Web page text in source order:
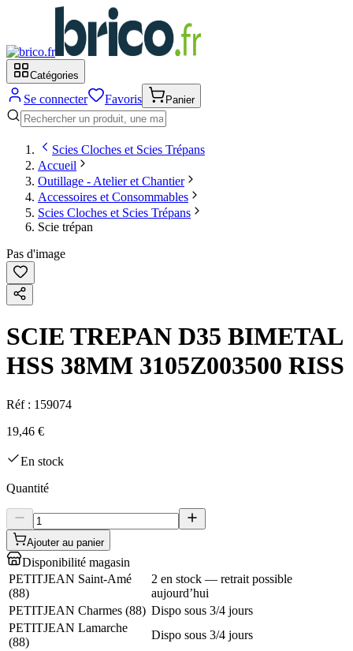
Catégories
Se connecter Favoris Panier
Scies Cloches et Scies Trépans
Accueil
Outillage - Atelier et Chantier
Accessoires et Consommables
Scies Cloches et Scies Trépans
Scie trépan
Pas d'image
SCIE TREPAN D35 BIMETAL
HSS 38MM 3105Z003500 RISS
Réf : 159074
19,46 €
En stock
Quantité
Ajouter au panier
Disponibilité magasin
PETITJEAN Saint-Amé
(88)
2 en stock — retrait possible
aujourd’hui
PETITJEAN Charmes (88) Dispo sous 3/4 jours
PETITJEAN Lamarche
(88)
Dispo sous 3/4 jours